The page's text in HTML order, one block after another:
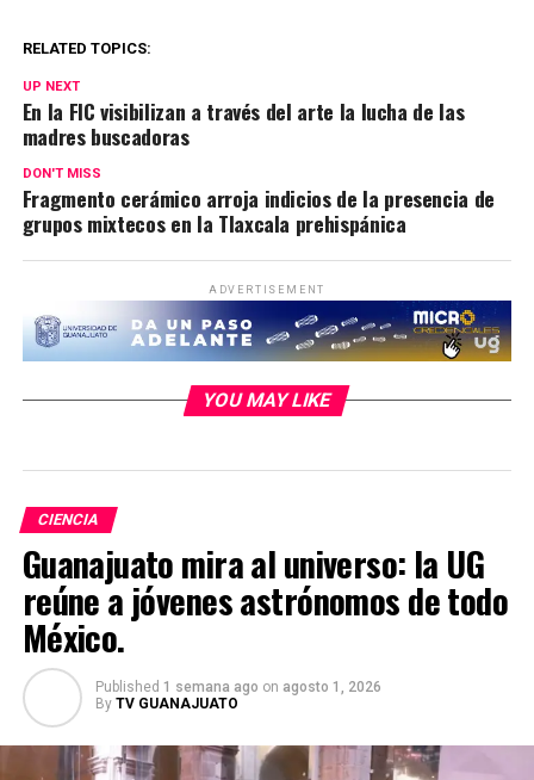
RELATED TOPICS:
UP NEXT
En la FIC visibilizan a través del arte la lucha de las
madres buscadoras
DON'T MISS
Fragmento cerámico arroja indicios de la presencia de
grupos mixtecos en la Tlaxcala prehispánica
ADVERTISEMENT
YOU MAY LIKE
CIENCIA
Guanajuato mira al universo: la UG
reúne a jóvenes astrónomos de todo
México.
Published 1 semana ago on agosto 1, 2026
By TV GUANAJUATO